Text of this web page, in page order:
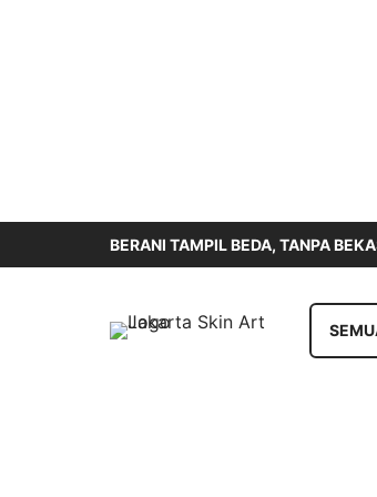
BERANI TAMPIL BEDA, TANPA